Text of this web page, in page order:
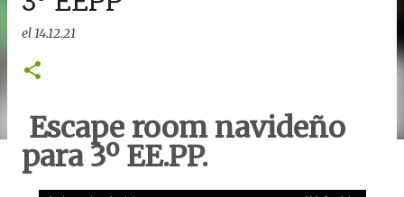
el14.12.21
Escape room navideño
para 3º EE.PP.